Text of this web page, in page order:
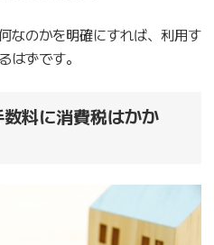
なのかを明確にすれば、利用す
はずです。
料に消費税はかか